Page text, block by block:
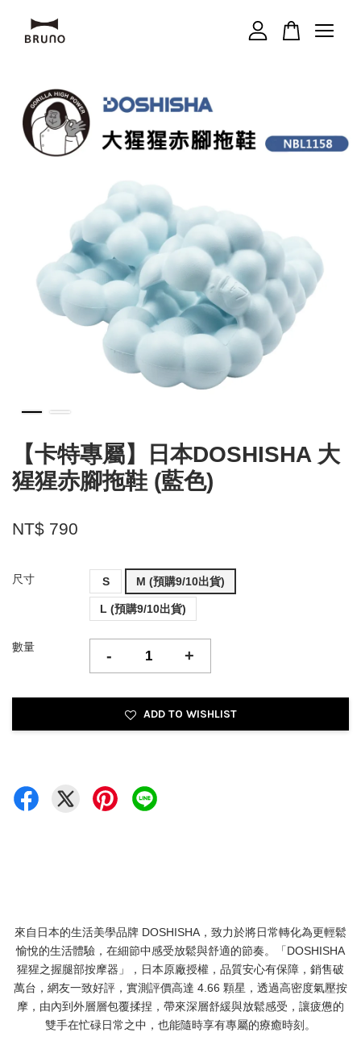
【卡特專屬】日本DOSHISHA 大
猩猩赤腳拖鞋 (藍色)
NT$ 790
尺寸 S M (預購9/10出貨)
L (預購9/10出貨)
數量 - +
ADD TO WISHLIST
來自日本的生活美學品牌 DOSHISHA，致力於將日常轉化為更輕鬆
愉悅的生活體驗，在細節中感受放鬆與舒適的節奏。「DOSHISHA
猩猩之握腿部按摩器」，日本原廠授權，品質安心有保障，銷售破
萬台，網友一致好評，實測評價高達 4.66 顆星，透過高密度氣壓按
摩，由內到外層層包覆揉捏，帶來深層舒緩與放鬆感受，讓疲憊的
雙手在忙碌日常之中，也能隨時享有專屬的療癒時刻。
繼續購物